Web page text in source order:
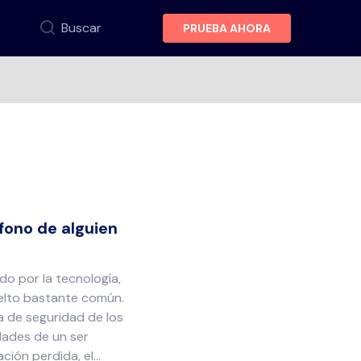
Buscar PRUEBA AHORA
de alguien
por la tecnología,
bastante común.
de seguridad de los
de un ser
perdida, el…